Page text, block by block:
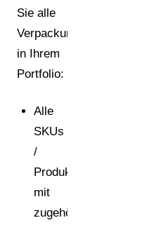
Sie alle
Verpackungen
in Ihrem
Portfolio:
Alle
SKUs
/
Produkte
mit
zugehörigen